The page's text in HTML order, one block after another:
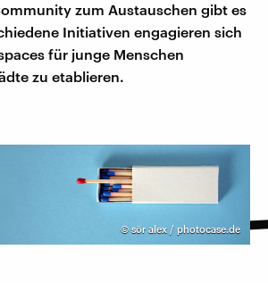
zum Austauschen gibt es
Initiativen engagieren sich
für junge Menschen
zu etablieren.
© sör alex / photocase.de